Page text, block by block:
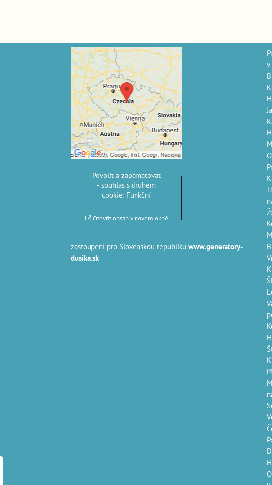
Externí obsah je
blokován Volbami
soukromí
Přejete si načíst externí
obsah?
Povolit jednou
Povolit a zapamatovat
- souhlas s druhem
cookie: Funkční
Otevřít obsah v novém okně
zastoupení pro Slovenskou republiku www.generatory-
dusika.sk
v